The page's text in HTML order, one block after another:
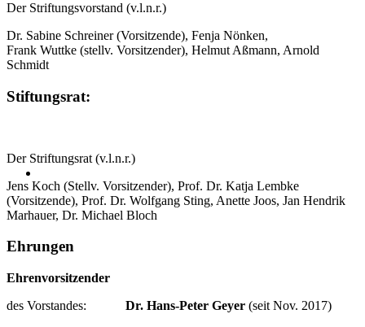
Der Striftungsvorstand (v.l.n.r.)
Dr. Sabine Schreiner (Vorsitzende), Fenja Nönken,
Frank Wuttke (stellv. Vorsitzender), Helmut Aßmann, Arnold
Schmidt
Stiftungsrat:
Der Striftungsrat (v.l.n.r.)
Jens Koch (Stellv. Vorsitzender), Prof. Dr. Katja Lembke
(Vorsitzende), Prof. Dr. Wolfgang Sting, Anette Joos, Jan Hendrik
Marhauer, Dr. Michael Bloch
Ehrungen
Ehrenvorsitzender
des Vorstandes: Dr. Hans-Peter Geyer (seit Nov. 2017)